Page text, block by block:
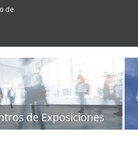
de
de Exposiciones